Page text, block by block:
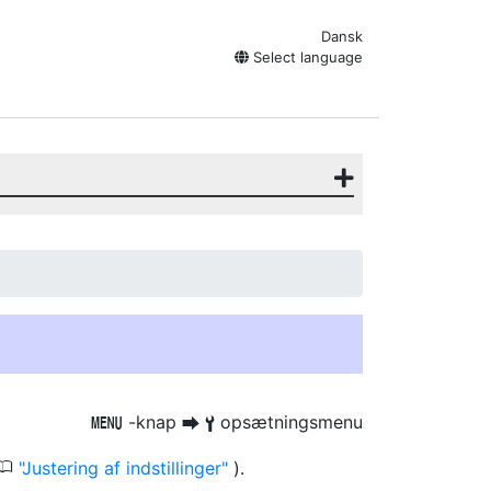
Dansk
Select language
G -knap U B opsætningsmenu
Justering af indstillinger ).